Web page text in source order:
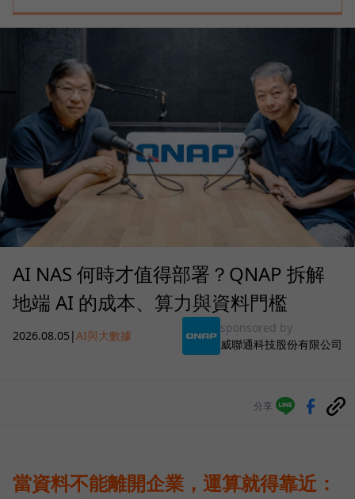
AI NAS 何時才值得部署？QNAP 拆解
地端 AI 的成本、算力與資料門檻
2026.08.05 |AI與大數據
sponsored by
威聯通科技股份有限公司
分享
當資料不能離開企業，運算就得靠近：